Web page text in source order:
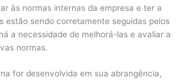
às normas internas da empresa e ter a
estão sendo corretamente seguidas pelos
a necessidade de melhorá-las e avaliar a
normas.
for desenvolvida em sua abrangência,